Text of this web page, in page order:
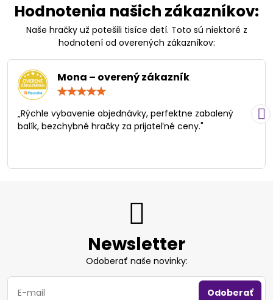
Hodnotenia našich zákazníkov:
Naše hračky už potešili tisíce detí. Toto sú niektoré z
hodnotení od overených zákazníkov:
Mona – overený zákazník
/
5
„Rýchle vybavenie objednávky, perfektne zabalený
balík, bezchybné hračky za prijateľné ceny."
Newsletter
Odoberať naše novinky:
Odoberať